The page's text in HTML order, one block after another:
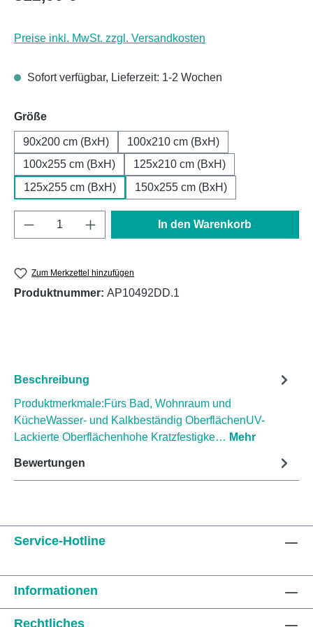
Preise inkl. MwSt. zzgl. Versandkosten
Sofort verfügbar, Lieferzeit: 1-2 Wochen
Größeauswählen
90x200 cm (BxH)
100x210 cm (BxH)
100x255 cm (BxH)
125x210 cm (BxH)
125x255 cm (BxH)
150x255 cm (BxH)
Produkt Anzahl: Gib den gewünschten
In den Warenkorb
Zum Merkzettel hinzufügen
Produktnummer: AP10492DD.1
Beschreibung
Produktmerkmale:Fürs Bad, Wohnraum und
KücheWasser- und Kalkbeständig OberflächenUV-
Lackierte Oberflächenhohe Kratzfestigke… Mehr
Bewertungen
Service-Hotline
Informationen
Rechtliches